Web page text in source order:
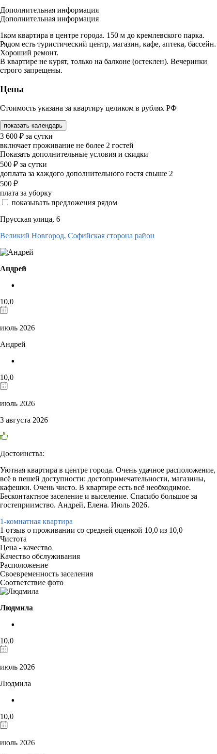
Дополнительная информация
Дополнительная информация
1ком квартира в центре города. 150 м до кремлевского парка.
Рядом есть туристический центр, магазин, кафе, аптека, бассейн.
Хороший ремонт.
В квартире не курят, только на балконе (остеклен). Вечеринки
строго запрещены.
Цены
Стоимость указана за квартиру целиком в рублях РФ
показать календарь
3 600 ₽ за сутки
включает проживание не более 2 гостей
Показать дополнительные условия и скидки
500 ₽ за сутки
доплата за каждого дополнительного гостя свыше 2
500 ₽
плата за уборку
показывать предложения рядом
Прусская улица, 6
Великий Новгород, Софийская сторона район
Андрей
10,0
июль 2026
Андрей
10,0
июль 2026
3 августа 2026
Достоинства:
Уютная квартира в центре города. Очень удачное расположение,
всё в пешей доступности: достопримечательности, магазины,
кафешки. Очень чисто. В квартире есть всё необходимое.
Бесконтактное заселение и выселение. Спасибо большое за
гостеприимство. Андрей, Елена. Июль 2026.
1-комнатная квартира
1 отзыв о проживании со средней оценкой 10,0 из 10,0
Чистота
Цена - качество
Качество обслуживания
Расположение
Своевременность заселения
Соответствие фото
Людмила
10,0
июль 2026
Людмила
10,0
июль 2026